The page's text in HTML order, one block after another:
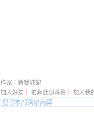
加入好友 推薦此部落格 加入我
作家：新雙城記